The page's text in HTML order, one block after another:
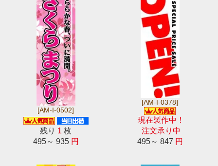
[AM-I-0502]
残り 1 枚
495～ 935 円
[AM-I-0378]
現在製作中！
注文承り中
495～ 847 円